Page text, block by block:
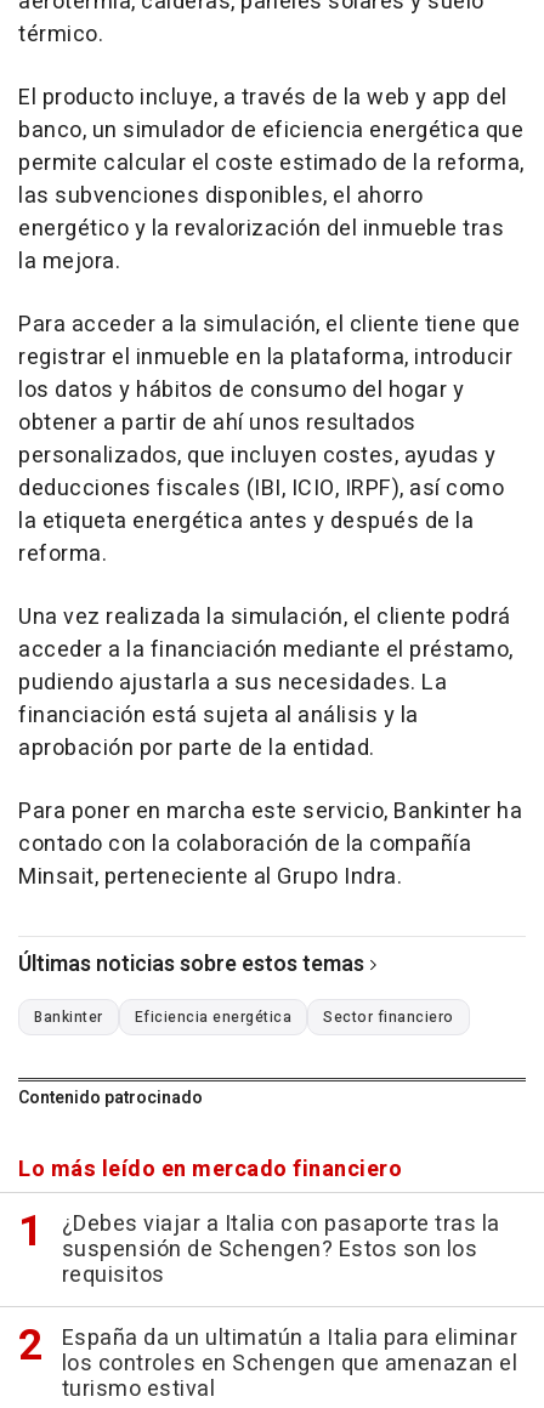
térmico.
El producto incluye, a través de la web y app del
banco, un simulador de eficiencia energética que
permite calcular el coste estimado de la reforma,
las subvenciones disponibles, el ahorro
energético y la revalorización del inmueble tras
la mejora.
Para acceder a la simulación, el cliente tiene que
registrar el inmueble en la plataforma, introducir
los datos y hábitos de consumo del hogar y
obtener a partir de ahí unos resultados
personalizados, que incluyen costes, ayudas y
deducciones fiscales (IBI, ICIO, IRPF), así como
la etiqueta energética antes y después de la
reforma.
Una vez realizada la simulación, el cliente podrá
acceder a la financiación mediante el préstamo,
pudiendo ajustarla a sus necesidades. La
financiación está sujeta al análisis y la
aprobación por parte de la entidad.
Para poner en marcha este servicio, Bankinter ha
contado con la colaboración de la compañía
Minsait, perteneciente al Grupo Indra.
Últimas noticias sobre estos temas
Bankinter Eficiencia energética Sector financiero
Contenido patrocinado
Lo más leído en mercado financiero
¿Debes viajar a Italia con pasaporte tras la
suspensión de Schengen? Estos son los
requisitos
España da un ultimatún a Italia para eliminar
los controles en Schengen que amenazan el
turismo estival